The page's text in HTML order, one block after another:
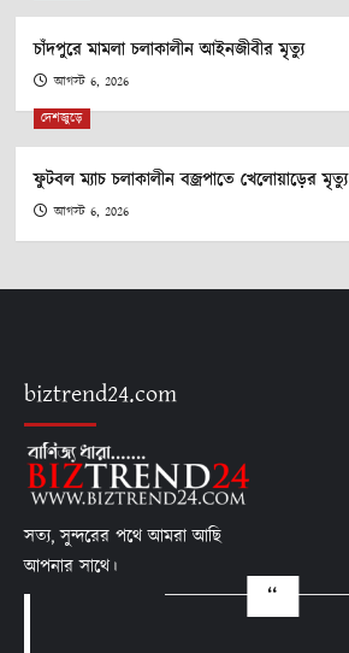
চাঁদপুরে মামলা চলাকালীন আইনজীবীর মৃত্যু
আগস্ট 6, 2026
দেশজুড়ে
ফুটবল ম্যাচ চলাকালীন বজ্রপাতে খেলোয়াড়ের মৃত্যু
আগস্ট 6, 2026
biztrend24.com
সত্য, সুন্দরের পথে আমরা আছি
আপনার সাথে।